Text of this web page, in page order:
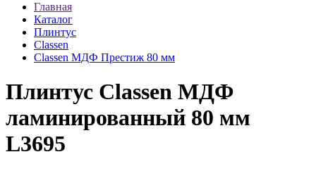
Главная
Каталог
Плинтус
Classen
Classen МДФ Престиж 80 мм
Плинтус Classen МДФ
ламинированный 80 мм
L3695